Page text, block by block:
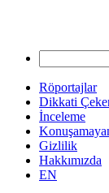
Röportajlar
Dikkati
İnceleme
Gizlilik
Hakkımızda
EN